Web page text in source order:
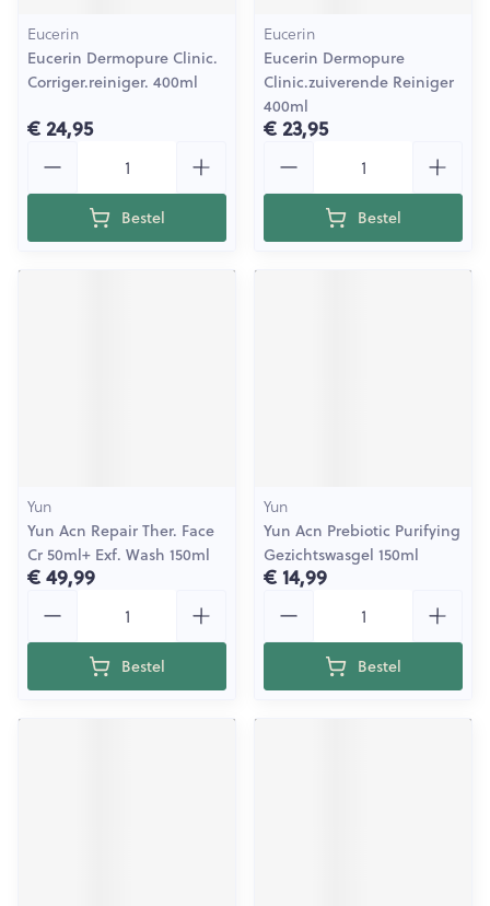
Eucerin
Eucerin Dermopure Clinic.
Corriger.reiniger. 400ml
€ 24,95
Bestel
Eucerin
Eucerin Dermopure
Clinic.zuiverende Reiniger
400ml
€ 23,95
Bestel
Yun
Yun Acn Repair Ther. Face
Cr 50ml+ Exf. Wash 150ml
€ 49,99
Bestel
Yun
Yun Acn Prebiotic Purifying
Gezichtswasgel 150ml
€ 14,99
Bestel